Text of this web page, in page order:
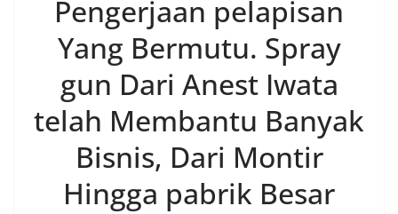
Pengerjaan pelapisan
Yang Bermutu. Spray
gun Dari Anest Iwata
telah Membantu Banyak
Bisnis, Dari Montir
Hingga pabrik Besar